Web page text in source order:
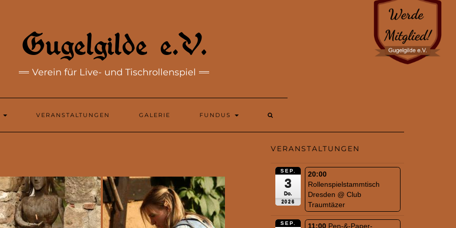
Gugelgilde e.V.
Verein für Live- und Tischrollenspiel
VERANSTALTUNGEN GALERIE FUNDUS
VERANSTALTUNGEN
SEP.
3
Do.
2026
20:00
Rollenspielstammtisch
Dresden @ Club
Traumtäzer
SEP. 11:00 Pen-&-Paper-